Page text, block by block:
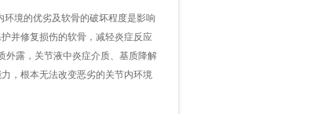
环境的优劣及软骨的破坏程度是影响
并修复损伤的软骨，减轻炎症反应
外露，关节液中炎症介质、基质降解
，根本无法改变恶劣的关节内环境